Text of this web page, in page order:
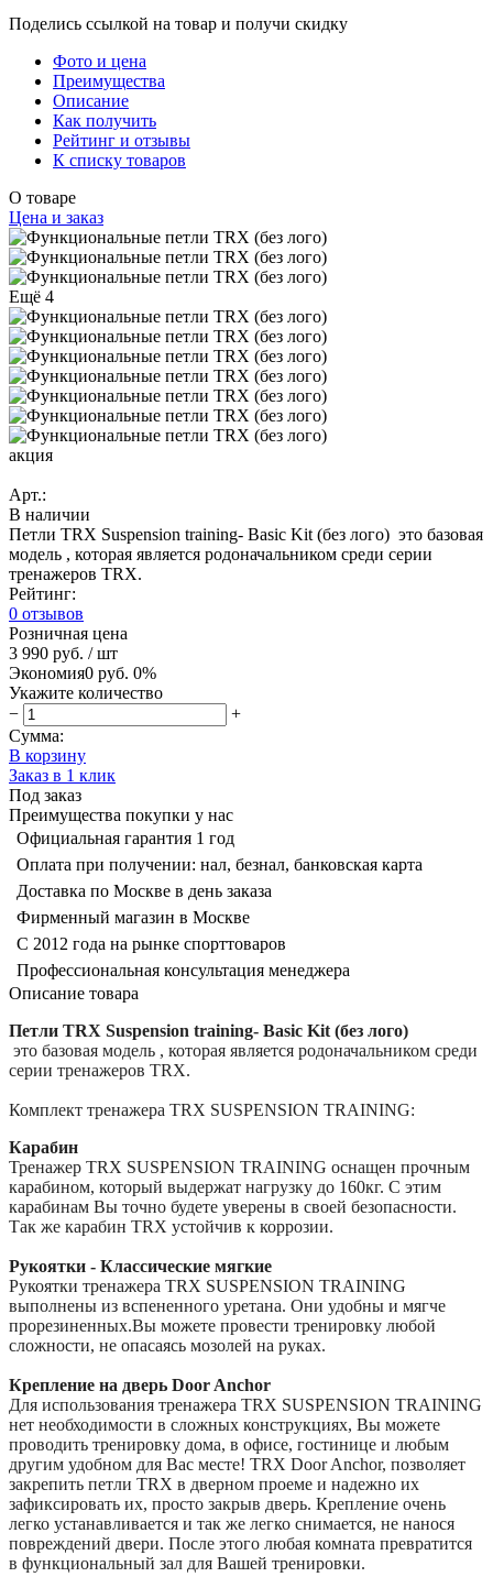
Поделись ссылкой на товар и получи скидку
Фото и цена
Преимущества
Описание
Как получить
Рейтинг и отзывы
К списку товаров
О товаре
Цена и заказ
Ещё 4
акция
Арт.:
В наличии
Петли TRX Suspension training- Basic Kit (без лого) это базовая
модель , которая является родоначальником среди серии
тренажеров TRX.
Рейтинг:
0 отзывов
Розничная цена
3 990 руб. / шт
Экономия0 руб. 0%
Укажите количество
−
+
Сумма:
В корзину
Заказ в 1 клик
Под заказ
Преимущества покупки у нас
Официальная гарантия 1 год
Оплата при получении: нал, безнал, банковская карта
Доставка по Москве в день заказа
Фирменный магазин в Москве
С 2012 года на рынке спорттоваров
Профессиональная консультация менеджера
Описание товара
Петли TRX Suspension training- Basic Kit (без лого)
это базовая модель , которая является родоначальником среди
серии тренажеров TRX.
Комплект тренажера TRX SUSPENSION TRAINING:
Карабин
Тренажер TRX SUSPENSION TRAINING оснащен прочным
карабином, который выдержат нагрузку до 160кг. С этим
карабинам Вы точно будете уверены в своей безопасности.
Так же карабин TRX устойчив к коррозии.
Рукоятки - Классические мягкие
Рукоятки тренажера TRX SUSPENSION TRAINING
выполнены из вспененного уретана. Они удобны и мягче
прорезиненных.Вы можете провести тренировку любой
сложности, не опасаясь мозолей на руках.
Крепление на дверь Door Anchor
Для использования тренажера TRX SUSPENSION TRAINING
нет необходимости в сложных конструкциях, Вы можете
проводить тренировку дома, в офисе, гостинице и любым
другим удобном для Вас месте! TRX Door Anchor, позволяет
закрепить петли TRX в дверном проеме и надежно их
зафиксировать их, просто закрыв дверь. Крепление очень
легко устанавливается и так же легко снимается, не нанося
повреждений двери. После этого любая комната превратится
в функциональный зал для Вашей тренировки.